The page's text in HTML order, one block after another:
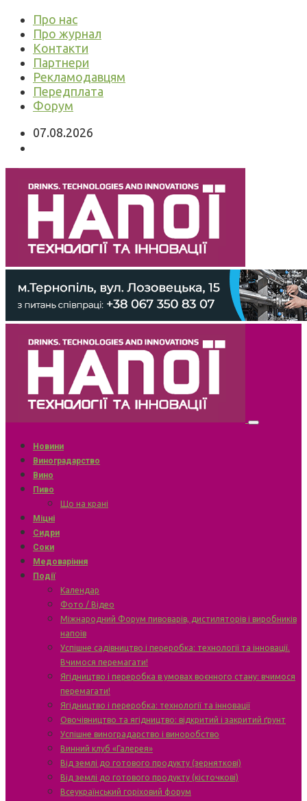
Про нас
Про журнал
Контакти
Партнери
Рекламодавцям
Передплата
Форум
07.08.2026
Новини
Виноградарство
Вино
Пиво
Що на крані
Міцні
Сидри
Соки
Медоваріння
Події
Календар
Фото / Відео
Міжнародний Форум пивоварів, дистиляторів і виробників
напоїв
Успішне садівництво і переробка: технології та інновації.
Вчимося перемагати!
Ягідництво і переробка в умовах воєнного стану: вчимося
перемагати!
Ягідництво і переробка: технології та інновації
Овочівництво та ягідництво: відкритий і закритий ґрунт
Успішне виноградарство і виноробство
Винний клуб «Галерея»
Від землі до готового продукту (зерняткові)
Від землі до готового продукту (кісточкові)
Всеукраїнський горіховий форум